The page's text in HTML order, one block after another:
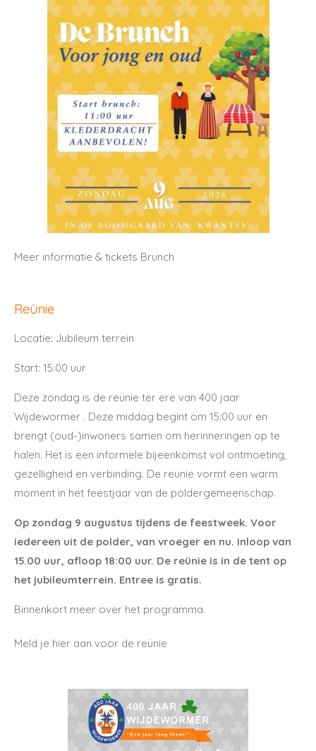
Meer informatie & tickets Brunch
Reünie
Locatie: Jubileum terrein
Start: 15:00 uur
Deze zondag is de reünie ter ere van 400 jaar
Wijdewormer . Deze middag begint om 15:00 uur en
brengt (oud-)inwoners samen om herinneringen op te
halen. Het is een informele bijeenkomst vol ontmoeting,
gezelligheid en verbinding. De reünie vormt een warm
moment in het feestjaar van de poldergemeenschap.
Op zondag 9 augustus tijdens de feestweek. Voor
iedereen uit de polder, van vroeger en nu. Inloop van
15.00 uur, afloop 18:00 uur. De reünie is in de tent op
het jubileumterrein. Entree is gratis.
Binnenkort meer over het programma.
Meld je hier aan voor de reünie